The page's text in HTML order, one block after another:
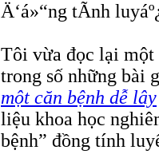
Ä‘á»“ng tÃ­nh
Tôi vừa đọc lại một
trong số những bài
một căn bệnh dễ lây
liệu khoa học
bệnh” đồng tính